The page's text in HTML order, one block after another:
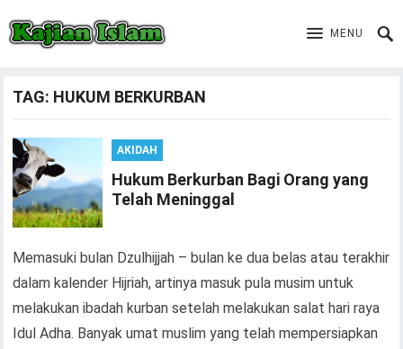
MENU
TAG: HUKUM BERKURBAN
AKIDAH
Hukum Berkurban Bagi Orang yang
Telah Meninggal
Memasuki bulan Dzulhijjah – bulan ke dua belas atau terakhir
dalam kalender Hijriah, artinya masuk pula musim untuk
melakukan ibadah kurban setelah melakukan salat hari raya
Idul Adha. Banyak umat muslim yang telah mempersiapkan